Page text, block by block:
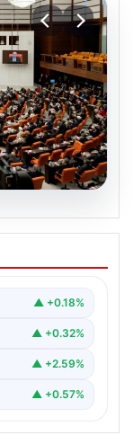
İYİ Parti
▲ +0.18%
▲ +0.32%
▲ +2.59%
▲ +0.57%